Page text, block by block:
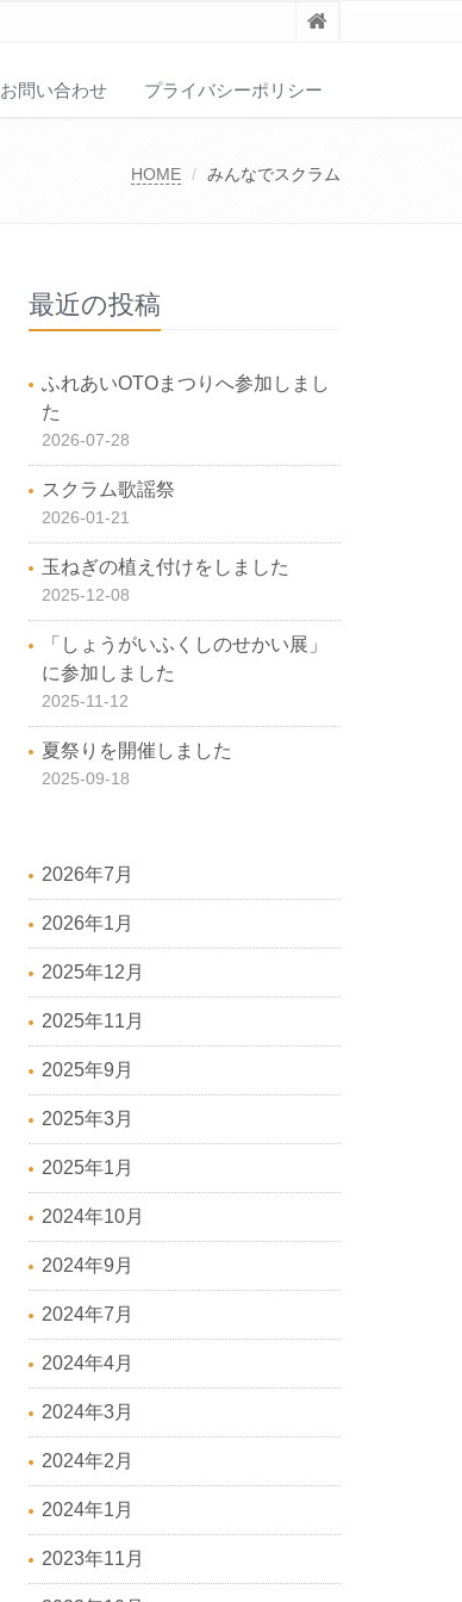
お問い合わせ プライバシーポリシー
HOME みんなでスクラム
最近の投稿
ふれあいOTOまつりへ参加しまし
た
2026-07-28
スクラム歌謡祭
2026-01-21
玉ねぎの植え付けをしました
2025-12-08
「しょうがいふくしのせかい展」
に参加しました
2025-11-12
夏祭りを開催しました
2025-09-18
2026年7月
2026年1月
2025年12月
2025年11月
2025年9月
2025年3月
2025年1月
2024年10月
2024年9月
2024年7月
2024年4月
2024年3月
2024年2月
2024年1月
2023年11月